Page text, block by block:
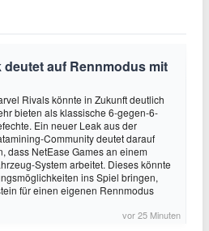
deutet auf Rennmodus mit
Rivals könnte in Zukunft deutlich
bieten als klassische 6-gegen-6-
Ein neuer Leak aus der
Community deutet darauf
dass NetEase Games an einem
System arbeitet. Dieses könnte
ins Spiel bringen,
für einen eigenen Rennmodus
vor 25 Minuten